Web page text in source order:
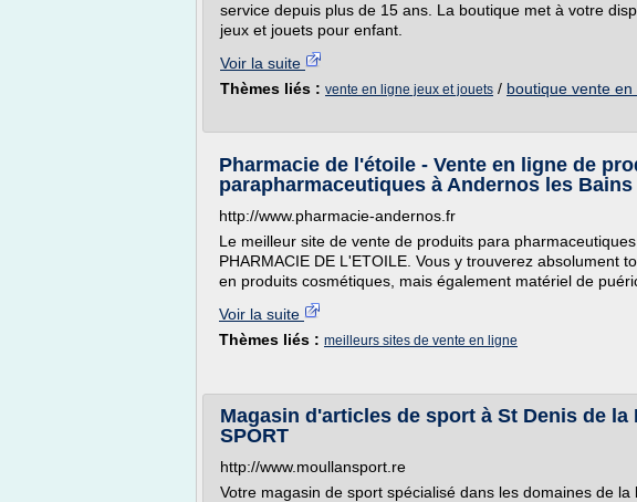
service depuis plus de 15 ans. La boutique met à votre
jeux et jouets pour enfant.
Voir la suite
Thèmes liés : vente en ligne jeux et jouets / boutique vente en
Pharmacie de l'étoile - Vente en ligne de
parapharmaceutiques à Andernos les Bains
http://www.pharmacie-andernos.fr
Le meilleur site de vente de produits para
PHARMACIE DE L'ETOILE. Vous y trouverez absolument
en produits cosmétiques, mais également matériel de
Voir la suite
Thèmes liés : meilleurs sites de vente en ligne
Magasin d'articles de sport à St Denis de la
SPORT
http://www.moullansport.re
Votre magasin de sport spécialisé dans les domaines de la